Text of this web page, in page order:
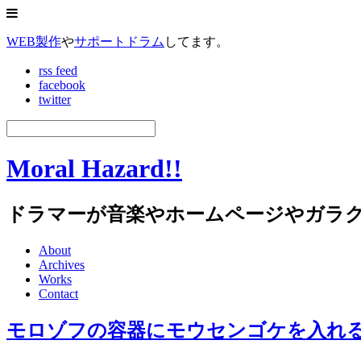
WEB製作やサポートドラム してます。
rss feed
facebook
twitter
Moral Hazard!!
ドラマーが音楽やホームページやガラ
About
Archives
Works
Contact
モロゾフの容器にモウセンゴケを入れ